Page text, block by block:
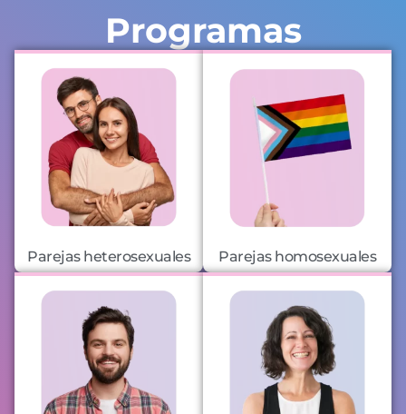
Programas
Parejas heterosexuales Parejas homosexuales